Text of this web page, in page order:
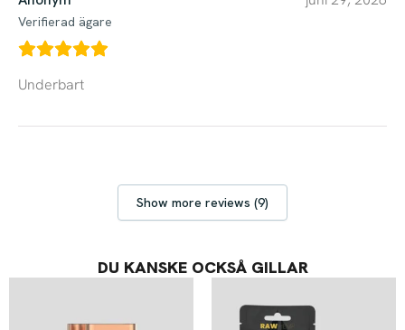
Verifierad ägare
Underbart
Show more reviews (9)
DU KANSKE OCKSÅ GILLAR